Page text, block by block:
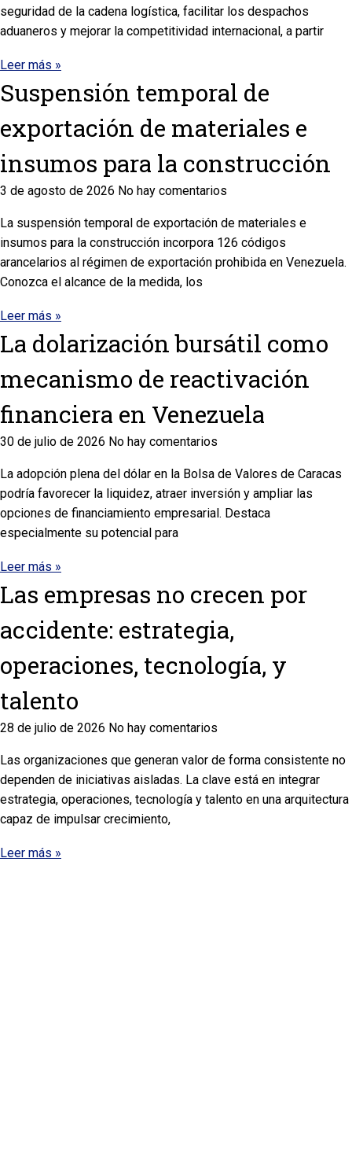
seguridad de la cadena logística, facilitar los despachos
aduaneros y mejorar la competitividad internacional, a partir
Leer más »
Suspensión temporal de
exportación de materiales e
insumos para la construcción
3 de agosto de 2026 No hay comentarios
La suspensión temporal de exportación de materiales e
insumos para la construcción incorpora 126 códigos
arancelarios al régimen de exportación prohibida en Venezuela.
Conozca el alcance de la medida, los
Leer más »
La dolarización bursátil como
mecanismo de reactivación
financiera en Venezuela
30 de julio de 2026 No hay comentarios
La adopción plena del dólar en la Bolsa de Valores de Caracas
podría favorecer la liquidez, atraer inversión y ampliar las
opciones de financiamiento empresarial. Destaca
especialmente su potencial para
Leer más »
Las empresas no crecen por
accidente: estrategia,
operaciones, tecnología, y
talento
28 de julio de 2026 No hay comentarios
Las organizaciones que generan valor de forma consistente no
dependen de iniciativas aisladas. La clave está en integrar
estrategia, operaciones, tecnología y talento en una arquitectura
capaz de impulsar crecimiento,
Leer más »